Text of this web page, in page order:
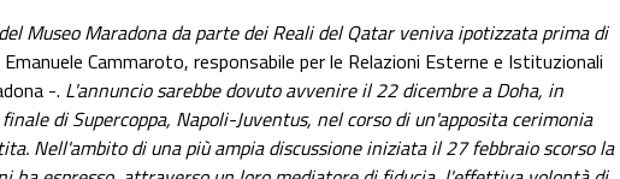
Museo Maradona da parte dei Reali del Qatar veniva ipotizzata prima di
Cammaroto, responsabile per le Relazioni Esterne e Istituzionali
-. L'annuncio sarebbe dovuto avvenire il 22 dicembre a Doha, in
di Supercoppa, Napoli-Juventus, nel corso di un'apposita cerimonia
Nell'ambito di una più ampia discussione iniziata il 27 febbraio scorso la